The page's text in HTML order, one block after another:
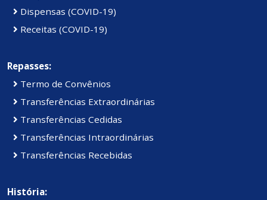
Dispensas (COVID-19)
Receitas (COVID-19)
Repasses:
Termo de Convênios
Transferências Extraordinárias
Transferências Cedidas
Transferências Intraordinárias
Transferências Recebidas
História: